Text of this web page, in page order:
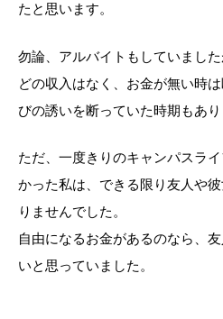
たと思います。
勿論、アルバイトもしていまし
どの収入はなく、お金が無い時
びの誘いを断っていた時期もあり
ただ、一度きりのキャンパスラ
かった私は、できる限り友人や
りませんでした。
自由になるお金があるのなら、
いと思っていました。